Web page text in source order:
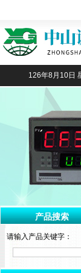
126年8月10日
产品搜索
请输入产品关键字：